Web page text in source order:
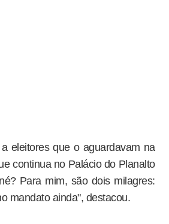
eleitores que o aguardavam na
continua no Palácio do Planalto
Para mim, são dois milagres:
mandato ainda", destacou.